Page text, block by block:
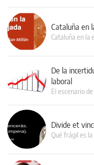
Cataluña en
Cataluña en la
De la
laboral
El escenario
Divide et
Qué frágil es